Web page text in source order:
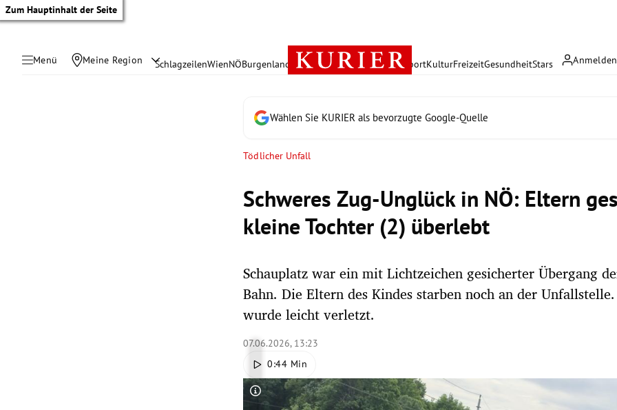
Zum Hauptinhalt der Seite
Menü Meine Region Anmelden
SchlagzeilenWienNÖBurgenland Österreich PolitikWirtschaft SportKulturFreizeitGesundheitStars
Wählen Sie KURIER als bevorzugte Google-Quelle
Tödlicher Unfall
Schweres Zug-Unglück in NÖ: Eltern
kleine Tochter (2) überlebt
Schauplatz war ein mit Lichtzeichen gesicherter Übergang
Bahn. Die Eltern des Kindes starben noch an der
wurde leicht verletzt.
07.06.2026, 13:23
0:44 Min
Copyright-Hinweis öffnen/schließen